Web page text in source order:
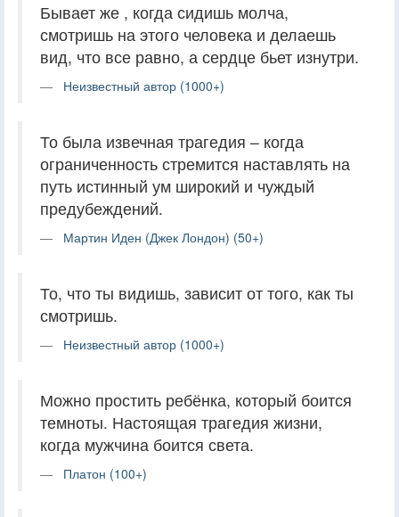
Бывает же , когда сидишь молча,
смотришь на этого человека и делаешь
вид, что все равно, а сердце бьет изнутри.
Неизвестный автор (1000+)
То была извечная трагедия – когда
ограниченность стремится наставлять на
путь истинный ум широкий и чуждый
предубеждений.
Мартин Иден (Джек Лондон) (50+)
То, что ты видишь, зависит от того, как ты
смотришь.
Неизвестный автор (1000+)
Можно простить ребёнка, который боится
темноты. Настоящая трагедия жизни,
когда мужчина боится света.
Платон (100+)